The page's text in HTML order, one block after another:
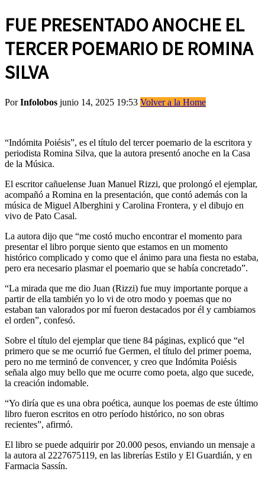
FUE PRESENTADO ANOCHE EL
TERCER POEMARIO DE ROMINA
SILVA
PorInfolobos junio 14, 2025 19:53 Volver a la Home
“Indómita Poiésis”, es el título del tercer poemario de la escritora y
periodista Romina Silva, que la autora presentó anoche en la Casa
de la Música.
El escritor cañuelense Juan Manuel Rizzi, que prolongó el ejemplar,
acompañó a Romina en la presentación, que contó además con la
música de Miguel Alberghini y Carolina Frontera, y el dibujo en
vivo de Pato Casal.
La autora dijo que “me costó mucho encontrar el momento para
presentar el libro porque siento que estamos en un momento
histórico complicado y como que el ánimo para una fiesta no estaba,
pero era necesario plasmar el poemario que se había concretado”.
“La mirada que me dio Juan (Rizzi) fue muy importante porque a
partir de ella también yo lo vi de otro modo y poemas que no
estaban tan valorados por mí fueron destacados por él y cambiamos
el orden”, confesó.
Sobre el título del ejemplar que tiene 84 páginas, explicó que “el
primero que se me ocurrió fue Germen, el título del primer poema,
pero no me terminó de convencer, y creo que Indómita Poiésis
señala algo muy bello que me ocurre como poeta, algo que sucede,
la creación indomable.
“Yo diría que es una obra poética, aunque los poemas de este último
libro fueron escritos en otro período histórico, no son obras
recientes”, afirmó.
El libro se puede adquirir por 20.000 pesos, enviando un mensaje a
la autora al 2227675119, en las librerías Estilo y El Guardián, y en
Farmacia Sassín.